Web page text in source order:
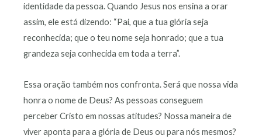
identidade da pessoa. Quando Jesus nos ensina a orar
assim, ele está dizendo: “Pai, que a tua glória seja
reconhecida; que o teu nome seja honrado; que a tua
grandeza seja conhecida em toda a terra”.
Essa oração também nos confronta. Será que nossa vida
honra o nome de Deus? As pessoas conseguem
perceber Cristo em nossas atitudes? Nossa maneira de
viver aponta para a glória de Deus ou para nós mesmos?